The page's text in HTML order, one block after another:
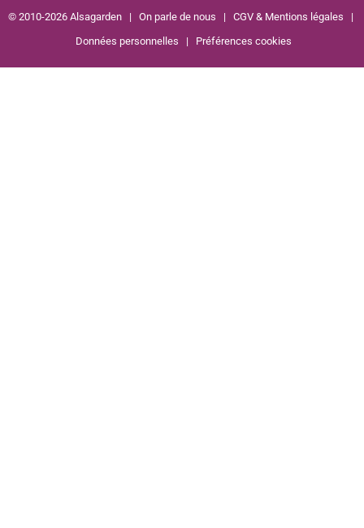
© 2010-2026 Alsagarden | On parle de nous | CGV & Mentions légales |
Données personnelles | Préférences cookies